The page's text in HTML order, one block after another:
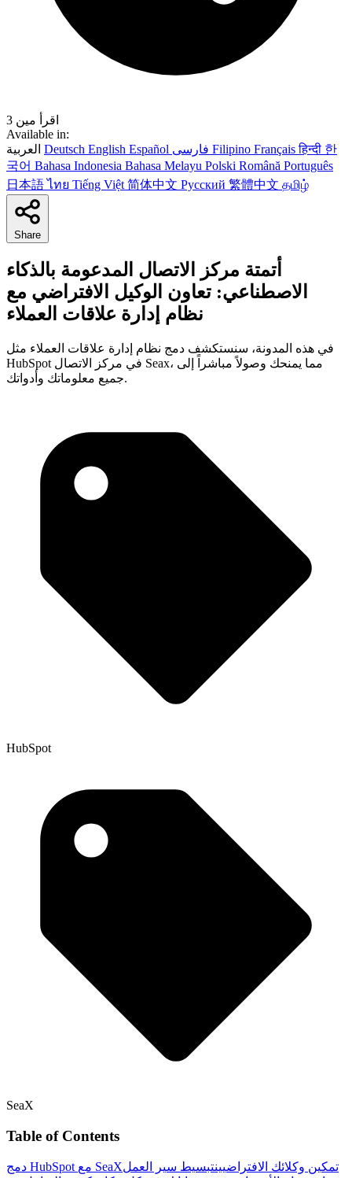
3 اقرأ مين
Available in:
Deutsch English Español Filipino Françaisहिन्दी 한
국어 Bahasa Indonesia Bahasa Melayu Polski Română Português
日本語ไทย Tiếng Việt 简体中文 Русский 繁體中文 தமிழ்
Share
أتمتة مركز الاتصال المدعومة بالذكاء
الاصطناعي: تعاون الوكيل الافتراضي مع
نظام إدارة علاقات العملاء
في هذه المدونة، سنستكشف دمج نظام إدارة علاقات العملاء مثل
HubSpot في مركز الاتصال Seax، مما يمنحك وصولاً مباشراً إلى
جميع معلوماتك وأدواتك.
HubSpot
SeaX
Table of Contents
دمج HubSpot مع SeaX تمكين وكلائك الافتراضيينتبسيط سير العمل